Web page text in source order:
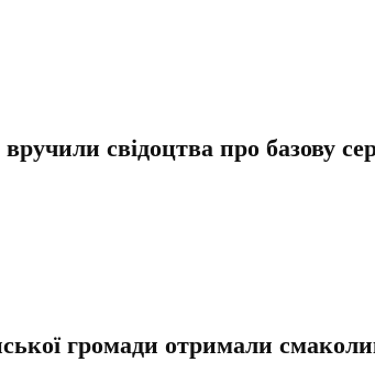
свідоцтва про базову
громади отримали